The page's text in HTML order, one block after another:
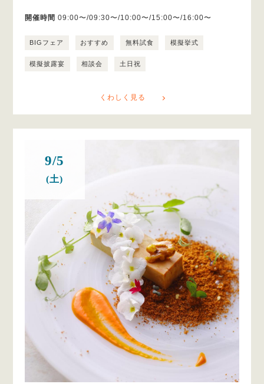
開催時間 09:00〜/09:30〜/10:00〜/15:00〜/16:00〜
BIGフェア おすすめ 無料試食 模擬挙式
模擬披露宴 相談会 土日祝
くわしく見る
9/5
(土)